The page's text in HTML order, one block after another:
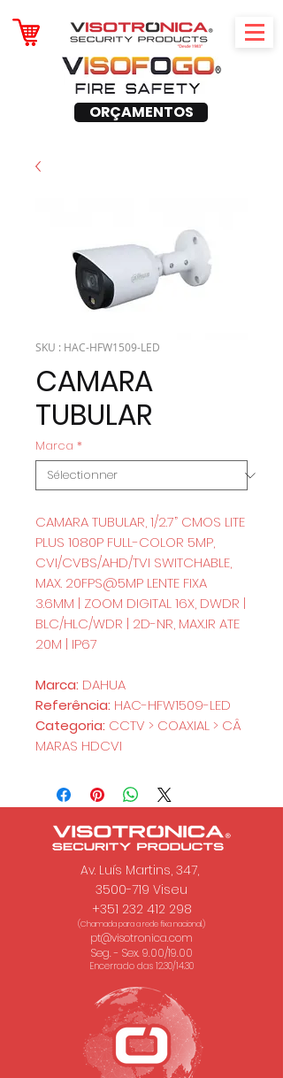
ORÇAMENTOS
SKU : HAC-HFW1509-LED
CAMARA
TUBULAR
Marca *
CAMARA TUBULAR, 1/2.7” CMOS LITE
PLUS 1080P FULL-COLOR 5MP,
CVI/CVBS/AHD/TVI SWITCHABLE,
MAX. 20FPS@5MP LENTE FIXA
3.6MM | ZOOM DIGITAL 16X, DWDR |
BLC/HLC/WDR | 2D-NR, MAX.IR ATE
20M | IP67
Marca: DAHUA
Referência: HAC-HFW1509-LED
Categoria: CCTV > COAXIAL > CÂ
MARAS HDCVI
Av. Luís Martins, 347,
3500-719 Viseu
+351 232 412 298
(Chamada para a rede fixa nacional.)
pt@visotronica.com
Seg. - Sex. 9.00/19.00
Encerrado das 12.30/14.30